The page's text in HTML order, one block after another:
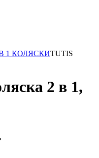
1 КОЛЯСКИTUTIS
2 в 1,